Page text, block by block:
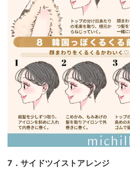
7．サイドツイストアレンジ